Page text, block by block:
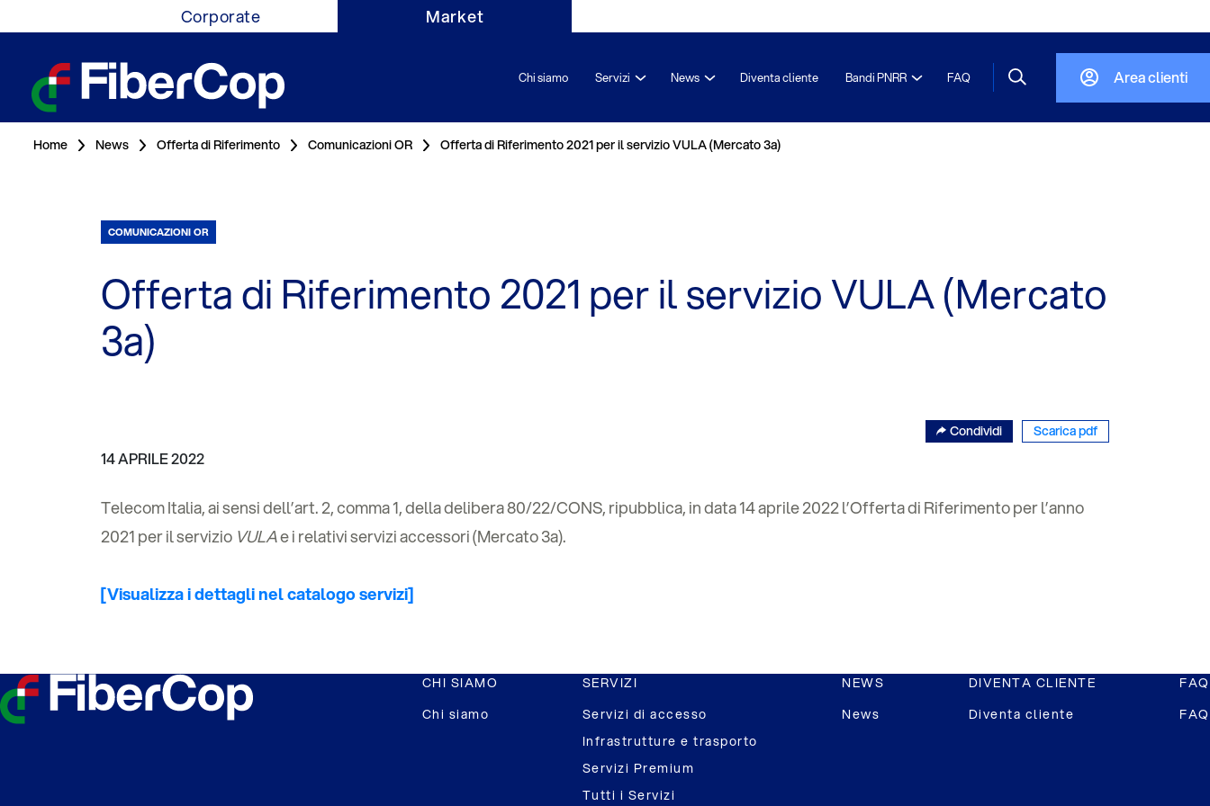
Corporate Market
Chi siamo Servizi News Diventa cliente Bandi PNRR FAQ Area clienti
Home News Offerta di Riferimento Comunicazioni OR Offerta di Riferimento 2021 per il servizio VULA (Mercato 3a)
COMUNICAZIONI OR
Offerta di Riferimento 2021 per il servizio VULA (Mercato
3a)
Condividi Scarica pdf
14 APRILE 2022
Telecom Italia, ai sensi dell’art. 2, comma 1, della delibera 80/22/CONS, ripubblica, in data 14 aprile 2022 l’Offerta di Riferimento per l’anno
2021 per il servizio VULAe i relativi servizi accessori (Mercato 3a).
[Visualizza i dettagli nel catalogo servizi]
CHI SIAMO
Chi siamo
SERVIZI
Servizi di accesso
Infrastrutture e trasporto
Servizi Premium
Tutti i Servizi
NEWS
News
DIVENTA CLIENTE
Diventa cliente
FAQ
FAQ